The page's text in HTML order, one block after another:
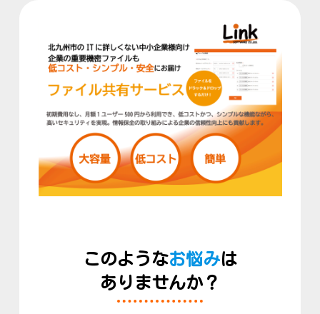
このようなお悩みは
ありませんか？